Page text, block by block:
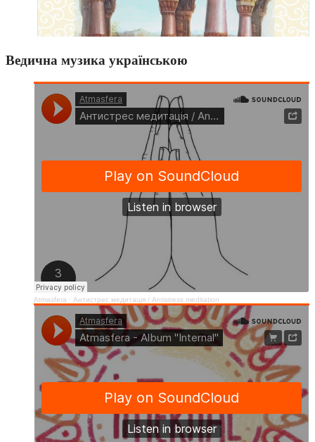
Ведична музика українською
Atmasfera · Антистрес медитація / Аntistress meditation